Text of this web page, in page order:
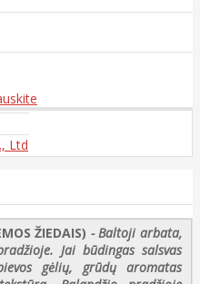
Ltd
ŽIEDAIS) - Baltoji arbata,
Jai būdingas salsvas
gėlių, grūdų aromatas